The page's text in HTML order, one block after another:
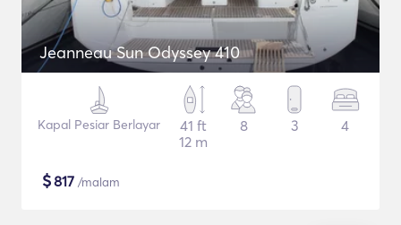
Jeanneau Sun Odyssey 410
Kapal Pesiar Berlayar
41 ft
12 m
8 3 4
$817 /malam